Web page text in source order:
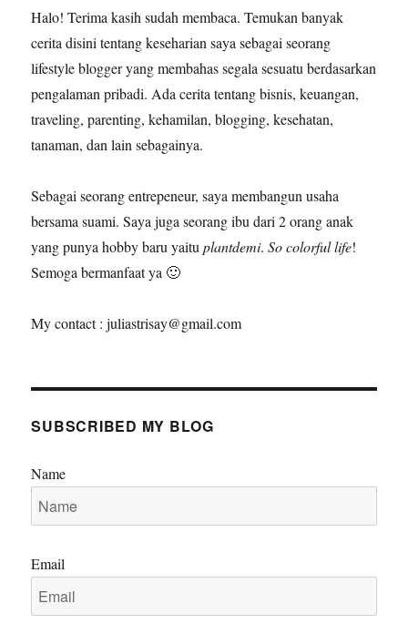
Halo! Terima kasih sudah membaca. Temukan banyak
cerita disini tentang keseharian saya sebagai seorang
lifestyle blogger yang membahas segala sesuatu berdasarkan
pengalaman pribadi. Ada cerita tentang bisnis, keuangan,
traveling, parenting, kehamilan, blogging, kesehatan,
tanaman, dan lain sebagainya.
Sebagai seorang entrepeneur, saya membangun usaha
bersama suami. Saya juga seorang ibu dari 2 orang anak
yang punya hobby baru yaituplantdemi. So colorful life!
Semoga bermanfaat ya 🙂
My contact : juliastrisay@gmail.com
SUBSCRIBED MY BLOG
Name
Email